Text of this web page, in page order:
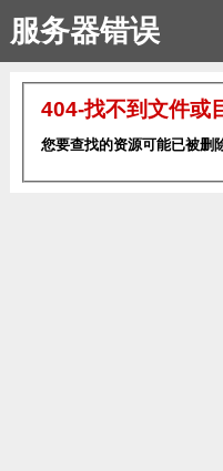
服务器错误
404-找不到文件或
您要查找的资源可能已被删